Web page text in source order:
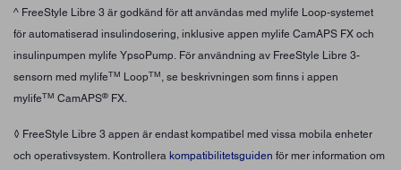
^ FreeStyle Libre 3 är godkänd för att användas med mylife Loop-systemet
för automatiserad insulindosering, inklusive appen mylife CamAPS FX och
insulinpumpen mylife YpsoPump. För användning av FreeStyle Libre 3-
sensorn med mylifeTM LoopTM, se beskrivningen som finns i appen
mylifeTM CamAPS® FX.
◊ FreeStyle Libre 3 appen är endast kompatibel med vissa mobila enheter
och operativsystem. Kontrollera kompatibilitetsguiden för mer information om